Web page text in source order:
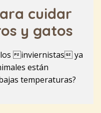
cuidar
y gatos
los inviernistas ya
están
temperaturas?